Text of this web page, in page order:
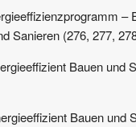
–
Sanieren (276, 277,
Bauen und
Bauen und